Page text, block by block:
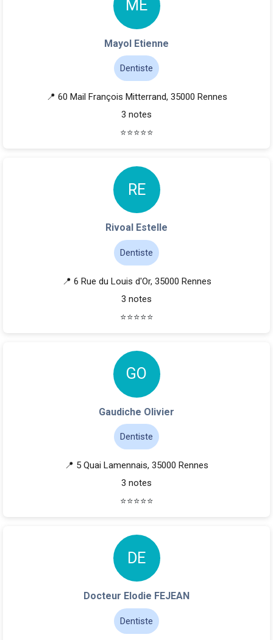
M E
Mayol Etienne
Dentiste
📍 60 Mail François Mitterrand, 35000 Rennes
3 notes
⭐⭐⭐⭐⭐
RE
Rivoal Estelle
Dentiste
📍 6 Rue du Louis d'Or, 35000 Rennes
3 notes
⭐⭐⭐⭐⭐
GO
Gaudiche Olivier
Dentiste
📍 5 Quai Lamennais, 35000 Rennes
3 notes
⭐⭐⭐⭐⭐
DE
Docteur Elodie FEJEAN
Dentiste